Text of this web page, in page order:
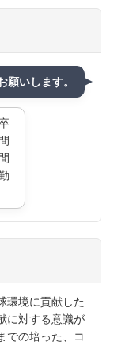
願いします。
環境に貢献した
に対する意識が
での培った、コ